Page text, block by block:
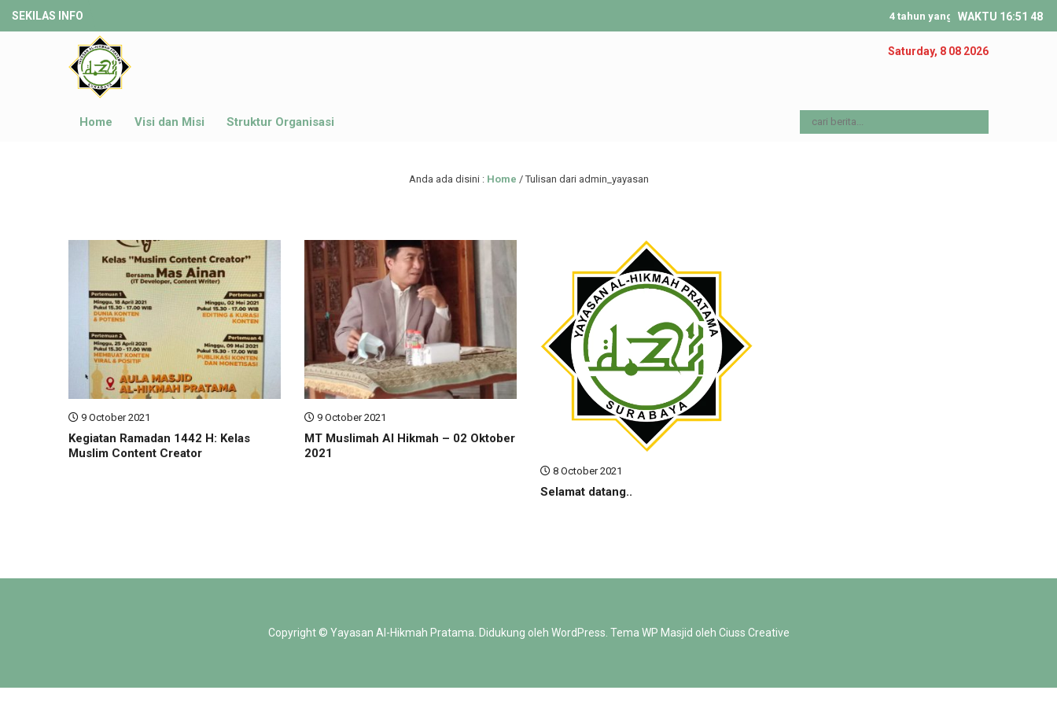
SEKILAS INFO 4 tahun yang lalu/
WAKTU 16:51 48
Saturday, 8 08 2026
Home Visi dan Misi Struktur Organisasi
Anda ada disini : Home /Tulisan dari admin_yayasan
9 October 2021
Kegiatan Ramadan 1442 H: Kelas
Muslim Content Creator
9 October 2021
MT Muslimah Al Hikmah – 02 Oktober
2021
8 October 2021
Selamat datang..
Copyright © Yayasan Al-Hikmah Pratama Didukung oleh WordPress . Tema WP Masjid oleh Ciuss Creative